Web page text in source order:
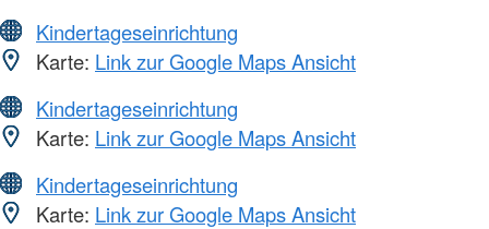
Kindertageseinrichtung
Karte: Link zur Google Maps Ansicht
Kindertageseinrichtung
Karte: Link zur Google Maps Ansicht
Kindertageseinrichtung
Karte: Link zur Google Maps Ansicht